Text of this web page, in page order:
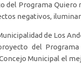
del Programa
negativos, iluminar
de Los
del
Municipal el